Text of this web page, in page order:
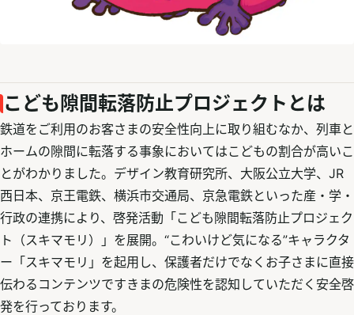
こども隙間転落防止プロジェクトとは
鉄道をご利用のお客さまの安全性向上に取り組むなか、列車と
ホームの隙間に転落する事象においてはこどもの割合が高いこ
とがわかりました。デザイン教育研究所、大阪公立大学、JR
西日本、京王電鉄、横浜市交通局、京急電鉄といった産・学・
行政の連携により、啓発活動「こども隙間転落防止プロジェク
ト（スキマモリ）」を展開。“こわいけど気になる”キャラクタ
ー「スキマモリ」を起用し、保護者だけでなくお子さまに直接
伝わるコンテンツですきまの危険性を認知していただく安全啓
発を行っております。